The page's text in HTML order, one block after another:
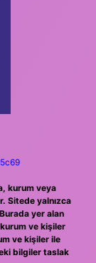
kurum veya
Sitede yalnızca
yer alan
ve kişiler
ve kişiler ile
bilgiler taslak